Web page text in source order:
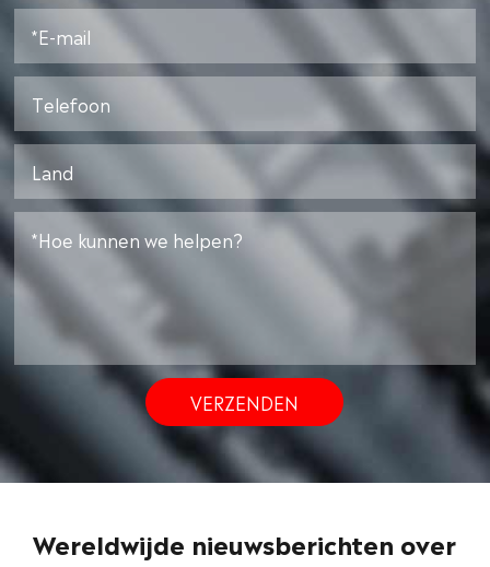
VERZENDEN
Wereldwijde nieuwsberichten over